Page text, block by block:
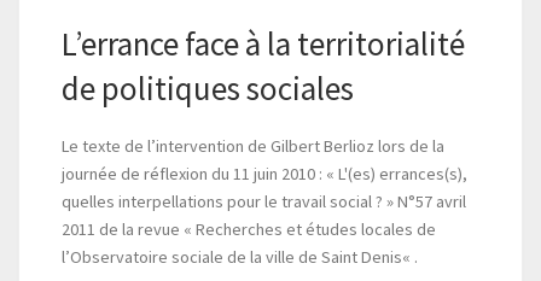
L’errance face à la territorialité
de politiques sociales
Le texte de l’intervention de Gilbert Berlioz lors de la
journée de réflexion du 11 juin 2010 : « L'(es) errances(s),
quelles interpellations pour le travail social ? » N°57 avril
2011 de la revue « Recherches et études locales de
l’Observatoire sociale de la ville de Saint Denis« .